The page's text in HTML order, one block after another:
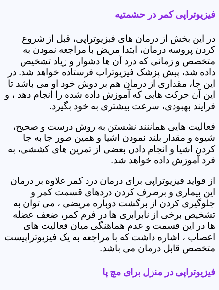
فیزیوتراپی کمر در حشمتیه
در این بخش از درمان های فیزیوتراپی، قبل از شروع
کردن پروسه درمان، ابتدا مریض با مراجعه نمودن به
متخصص و زمانی که درد آن ها دشوار و زیاد تشخیص
داده شد، پیش پزشک فیزیوتراپ فرستاده خواهد شد. در
این جا، مقداری از درمان هم بر دوش خود او می باشد تا
این آن حرکت هایی که آموزش داده شده را انجام دهد ، و
فرایند بهبودی، سرعت بیشتری به خود بگیرد.
فعالیت هایی هماننند نشستن به روش درست و صحیح،
شیوه و مقدار بلند نمودن اشیا و همین طور جا به جا
کردن اشیا و انجام دادن بعضی از تمرین های کششی، به
فرد آموزش داده خواهد شد.
از فواید فیزیوتراپی برای درمان درد کمر علاوه بر درمان
این بیماری و برطرف کردن دردهای قسمت کمر و
جلوگیری کردن از برگشت دوباره مریضی ، می توان به
تشخیص برخی از نابرابری ها در فرم کمر، ضعف عضله
ها در این قسمت و عدم هماهنگی میان فعالیت های
اعصاب ، اشاره داشت که با مراجعه به یک فیزیوتراپیست
متخصص قابل درمان می باشد.
فیزیوتراپی در منزل برای مچ پا